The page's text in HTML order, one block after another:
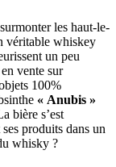
les haut-le-
véritable whiskey
un peu
vente sur
100%
« Anubis »
bière s’est
produits dans un
whisky ?